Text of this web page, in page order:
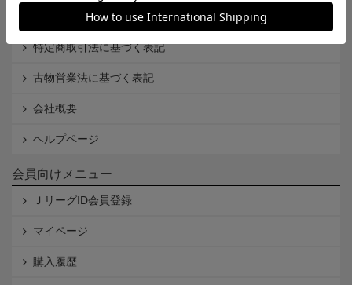
Cookieポリシー
特定商取引法に基づく表記
古物営業法に基づく表記
会社概要
ヘルプページ
会員向けメニュー
ＪリーグID会員登録
マイページ
購入履歴